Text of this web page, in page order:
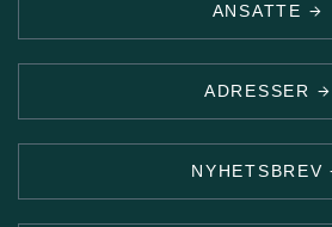
ANSATTE
ADRESSER
NYHETSBREV